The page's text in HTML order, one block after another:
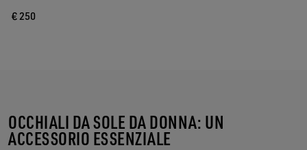
€ 250
OCCHIALI DA SOLE DA DONNA: UN
ACCESSORIO ESSENZIALE